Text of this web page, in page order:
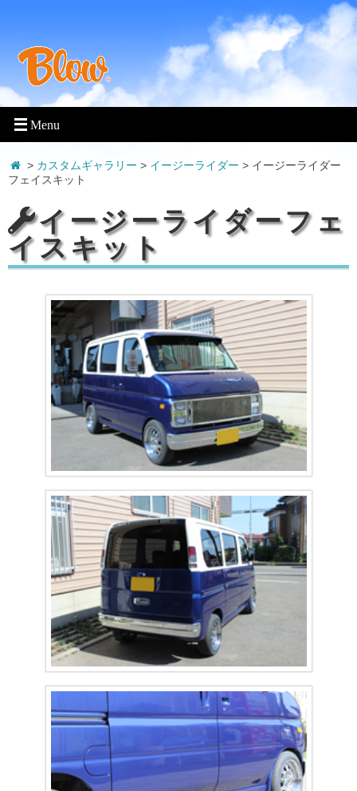
> カスタムギャラリー > イージーライダー > イージーライダー
フェイスキット
イージーライダーフェ
イスキット